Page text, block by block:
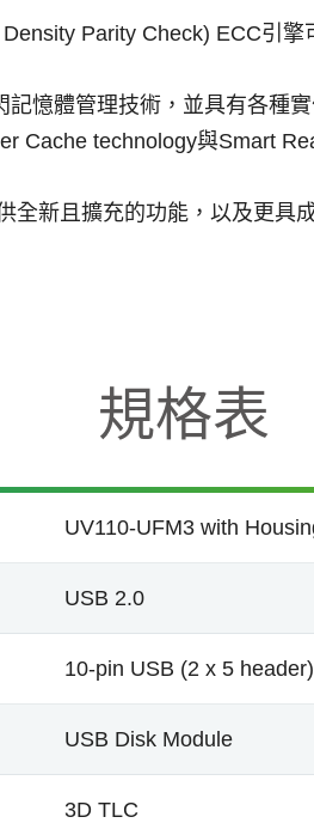
Parity Check) ECC引擎
憶體管理技術，並具有各種
Cache technology與Smart
新且擴充的功能，以及更具
規格表
UV110-UFM3 with
USB 2.0
10-pin USB (2 x 5 header)
USB Disk Module
3D TLC